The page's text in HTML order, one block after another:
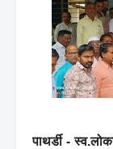
पाथर्डी -